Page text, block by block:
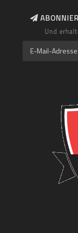
Und